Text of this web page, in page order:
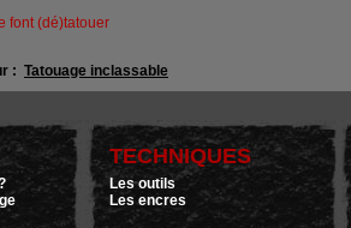
font (dé)tatouer
: Tatouage inclassable
TECHNIQUES
Les outils
Les encres